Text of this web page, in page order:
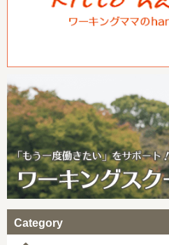
Category